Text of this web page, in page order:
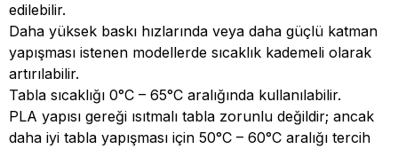
edilebilir.
Daha yüksek baskı hızlarında veya daha güçlü katman
yapışması istenen modellerde sıcaklık kademeli olarak
artırılabilir.
Tabla sıcaklığı 0°C – 65°C aralığında kullanılabilir.
PLA yapısı gereği ısıtmalı tabla zorunlu değildir; ancak
daha iyi tabla yapışması için 50°C – 60°C aralığı tercih